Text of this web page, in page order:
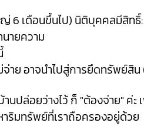
ญ่ 6 เดือนขึ้นไป) นิติบุคคลมีสิทธิ์:
ายความ
ย อาจนำไปสู่การยึดทรัพย์สิ
านปล่อยว่างไว้ ก็ "ต้องจ่าย"
ริมทรัพย์ที่เราถือครองอยู่ด้วย